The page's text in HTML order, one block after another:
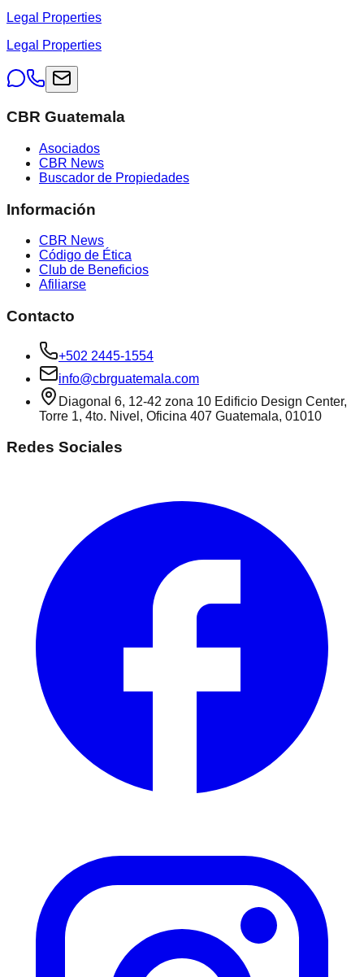
Legal Properties
Legal Properties
CBR Guatemala
Asociados
CBR News
Buscador de Propiedades
Información
CBR News
Código de Ética
Club de Beneficios
Afiliarse
Contacto
+502 2445-1554
info@cbrguatemala.com
Diagonal 6, 12-42 zona 10 Edificio Design Center,
Torre 1, 4to. Nivel, Oficina 407 Guatemala, 01010
Redes Sociales